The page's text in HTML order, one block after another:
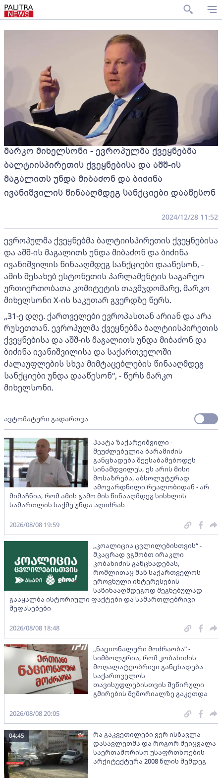
მარკო მიხელსონი - ევროპულმა ქვეყნებმა
ბალტიისპირეთის ქვეყნებისა და აშშ-ის
მაგალითს უნდა მიბაძონ და ბიძინა
ივანიშვილის წინააღმდეგ სანქციები დააწესონ
2024/12/28 11:52
ევროპულმა ქვეყნებმა ბალტიისპირეთის ქვეყნებისა
და აშშ-ის მაგალითს უნდა მიბაძონ და ბიძინა
ივანიშვილის წინააღმდეგ სანქციები დააწესონ, -
ამის შესახებ ესტონეთის პარლამენტის საგარეო
ურთიერთობათა კომიტეტის თავმჯდომარე, მარკო
მიხელსონი X-ის საკუთარ გვერდზე წერს.
„31-ე დღე. ქართველები ევროპასთან არიან და არა
რუსეთთან. ევროპულმა ქვეყნებმა ბალტიისპირეთის
ქვეყნებისა და აშშ-ის მაგალითს უნდა მიბაძონ და
ბიძინა ივანიშვილისა და საქართველოში
ძალაუფლების სხვა მიმტაცებლების წინააღმდეგ
სანქციები უნდა დააწესონ“, - წერს მარკო
მიხელსონი.
ავტომატური გადართვა
პაატა ზაქარეიშვილი -
შეუძლებელია ბარამიძის
განცხადება შეესაბამებოდეს
სინამდვილეს, ეს არის მისი
მოსაზრება, აბსოლუტურად
ამოვარდნილი რეალობიდან - არ
მიმაჩნია, რომ ამის გამო მის წინააღმდეგ სისხლის
სამართლის საქმე უნდა აღიძრას
2026/08/08 19:59
„კოალიცია ცვლილებისთვის“ -
მკაცრად ვგმობთ ირაკლი
კობახიძის განცხადებას,
რომლითაც მან საქართველოს
ეროვნული ინტერესების
საწინააღმდეგოდ შეგნებულად
გააყალბა ისტორიული ფაქტები და სამართლებრივი
შეფასებები
2026/08/08 18:48
„ნაციონალური მოძრაობა“ -
სიმბოლურია, რომ კობახიძის
მოღალატეობრივი განცხადება
საქართველოს
თავისუფლებისთვის შეწირული
გმირების მემორიალზე გაკეთდა
2026/08/08 20:05
რა გაკვეთილები ვერ ისწავლა
დასავლეთმა და როგორ შეიცვალა
საერთაშორისო უსაფრთხოების
არქიტექტურა 2008 წლის შემდეგ
04:45